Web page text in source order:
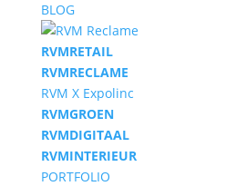
BLOG
RVMRETAIL
RVMRECLAME
RVM X Expolinc
RVMGROEN
RVMDIGITAAL
RVMINTERIEUR
PORTFOLIO